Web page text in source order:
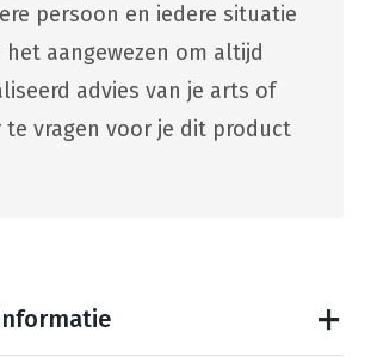
persoon en iedere situatie
het aangewezen om altijd
advies van je arts of
vragen voor je dit product